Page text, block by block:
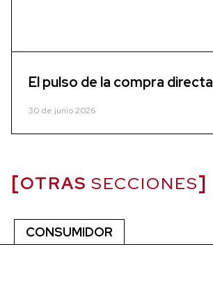
El pulso de la compra directa
30 de junio 2026
OTRAS SECCIONES
CONSUMIDOR